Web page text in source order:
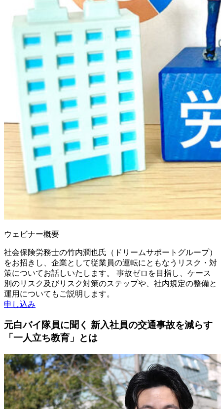
ウェビナー概要
社会保険労務士の竹内潤也氏（ドリームサポートグループ）
をお招きし、企業として従業員の運転にともなうリスク・対
策についてお話しいたします。 事故ゼロを目指し、ケース
別のリスク及びリスク対策のステップや、社内規定の整備と
運用についてもご説明します。
申し込み
元白バイ隊員に聞く 新入社員の交通事故を減らす
「一人立ち教育」とは